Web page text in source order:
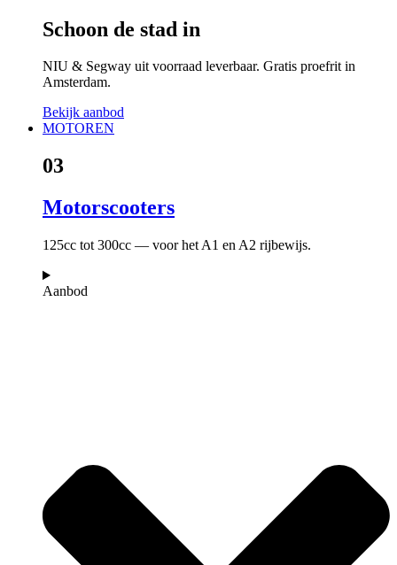
Schoon de stad in
NIU & Segway uit voorraad leverbaar. Gratis proefrit in
Amsterdam.
Bekijk aanbod
MOTOREN
03
Motorscooters
125cc tot 300cc — voor het A1 en A2 rijbewijs.
Aanbod